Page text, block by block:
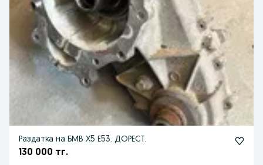
Раздатка на БМВ Х5 Е53. ДОРЕСТ.
130 000 тг.